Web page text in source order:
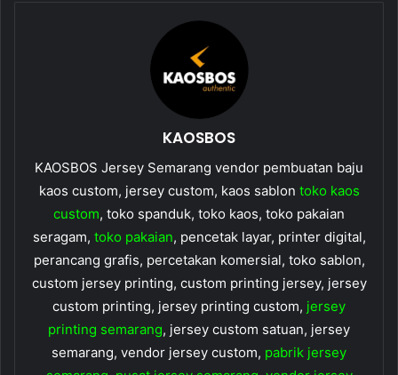
KAOSBOS
KAOSBOS Jersey Semarang vendor pembuatan baju
kaos custom, jersey custom, kaos sablon toko kaos
custom, toko spanduk, toko kaos, toko pakaian
seragam, toko pakaian, pencetak layar, printer digital,
perancang grafis, percetakan komersial, toko sablon,
custom jersey printing, custom printing jersey, jersey
custom printing, jersey printing custom, jersey
printing semarang, jersey custom satuan, jersey
semarang, vendor jersey custom, pabrik jersey